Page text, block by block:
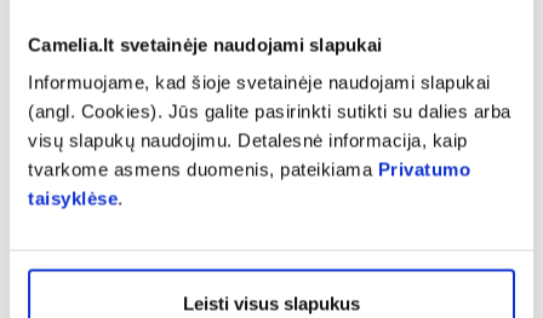
Camelia.lt svetainėje naudojami slapukai
Informuojame, kad šioje svetainėje naudojami slapukai
(angl. Cookies). Jūs galite pasirinkti sutikti su dalies arba
visų slapukų naudojimu. Detalesnė informacija, kaip
tvarkome asmens duomenis, pateikiama Privatumo
taisyklėse.
Leisti visus slapukus
Truputi nusivyliau, nes čia tabletės, o aš tikėjausi, kad
bus kapsulės su aliejumi, kad D3 vitaminas įsisavintų,
bet kadangi geriu su žuvų taukais kartu, per daug
nepergyvenu.